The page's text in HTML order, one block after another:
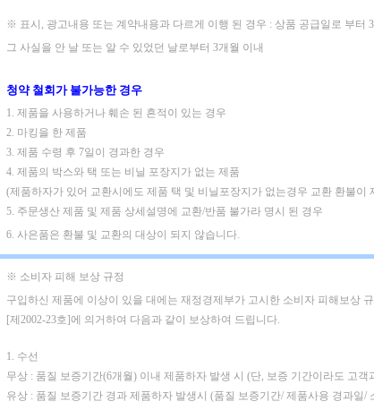
※ 표시, 광고내용 또는 계약내용과 다르게 이행 된 경우 : 상품 공급일로 부터
그 사실을 안 날 또는 알 수 있었던 날로부터 3개월 이내
청약 철회가 불가능한 경우
1. 제품을 사용하거나 훼손 된 흔적이 있는 경우
2. 마킹을 한 제품
3. 제품 수령 후 7일이 경과한 경우
4. 제품의 박스와 택 또는 비닐 포장지가 없는 제품
(제품하자가 있어 교환시에도 제품 택 및 비닐포장지가 없는경우 교환 환불이
5. 주문생산 제품 및 제품 상세설명에 교환/반품 불가라 명시 된 경우
6. 사은품은 환불 및 교환의 대상이 되지 않습니다.
※ 소비자 피해 보상 규정
구입하신 제품에 이상이 있을 대에는 재정경제부가 고시한 소비자 피해보상
[제2002-23호]에 의거하여 다음과 같이 보상하여 드립니다.
1. 수선
무상 : 품질 보증기간(6개월) 이내 제품하자 발생 시 (단, 보증 기간이라도 고객
유상 : 품질 보증기간 경과 제품하자 발생시 (품질 보증기간/ 제품사용 경과일/